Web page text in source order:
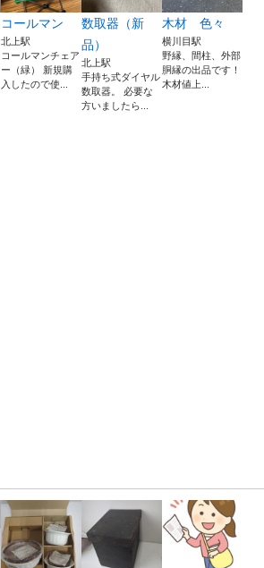
コールマン
北上駅
コールマンチェア
ー（緑） 新規購
入したので使...
数取器（新
品）
北上駅
手持ち式ダイヤル
数取器。 必要な
方いましたら...
木材 色々
横川目駅
野縁、間柱、外部
胴縁の出品です！
木材値上...